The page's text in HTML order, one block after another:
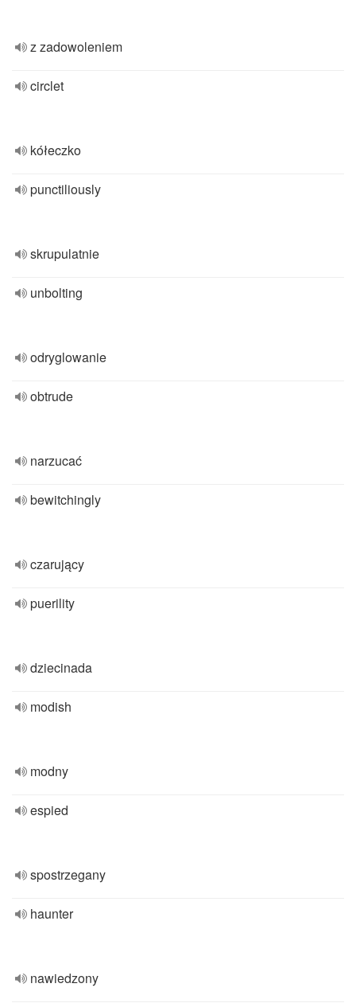
z zadowoleniem
circlet
kółeczko
punctiliously
skrupulatnie
unbolting
odryglowanie
obtrude
narzucać
bewitchingly
czarujący
puerility
dziecinada
modish
modny
espied
spostrzegany
haunter
nawiedzony